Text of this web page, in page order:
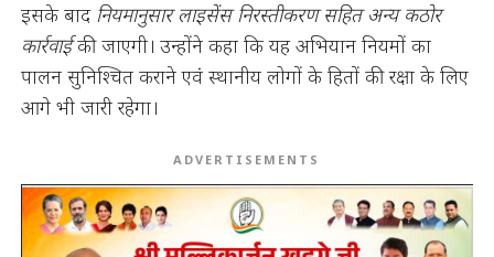
इसके बाद नियमानुसार लाइसेंस निरस्तीकरण सहित अन्य कठोर
कार्रवाईकी जाएगी। उन्होंने कहा कि यह अभियान नियमों का
पालन सुनिश्चित कराने एवं स्थानीय लोगों के हितों की रक्षा के लिए
आगे भी जारी रहेगा।
ADVERTISEMENTS